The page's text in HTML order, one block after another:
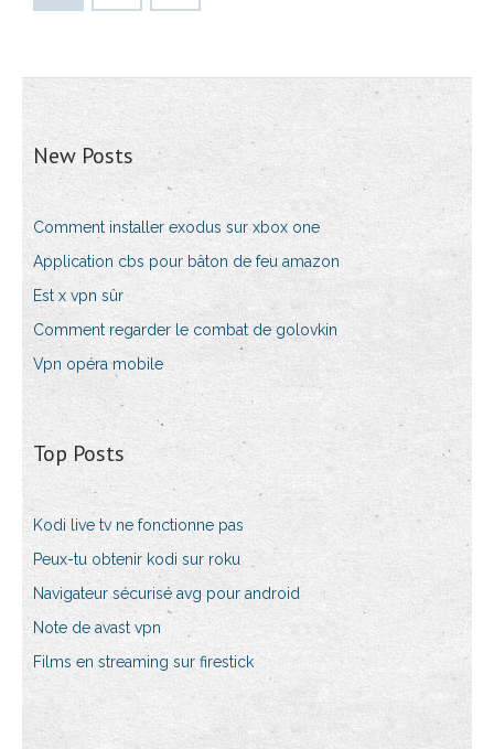
New Posts
Comment installer exodus sur xbox one
Application cbs pour bâton de feu amazon
Est x vpn sûr
Comment regarder le combat de golovkin
Vpn opéra mobile
Top Posts
Kodi live tv ne fonctionne pas
Peux-tu obtenir kodi sur roku
Navigateur sécurisé avg pour android
Note de avast vpn
Films en streaming sur firestick